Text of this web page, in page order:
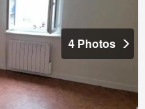
4 Photos